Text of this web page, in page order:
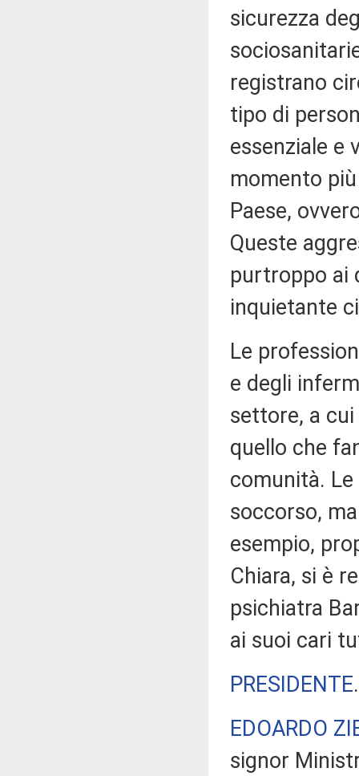
sicurezza
registrano
tipo di
essenziale e
momento
Paese,
Queste
purtroppo ai
inquietante
Le
e degli
settore, a
quello che
comunità.
soccorso,
esempio,
Chiara, si è
psichiatra
ai suoi cari
PRESIDENTE
EDOARDO
signor